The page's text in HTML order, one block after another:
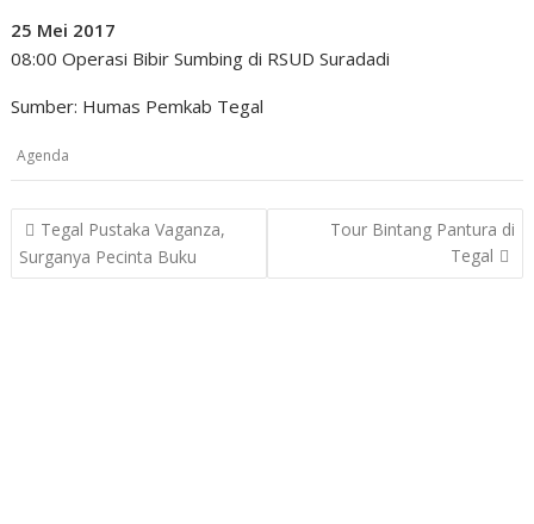
25 Mei 2017
08:00 Operasi Bibir Sumbing di RSUD Suradadi
Sumber: Humas Pemkab Tegal
Agenda
Post
navigation
Tegal Pustaka Vaganza,
Surganya Pecinta Buku
Tour Bintang Pantura di
Tegal